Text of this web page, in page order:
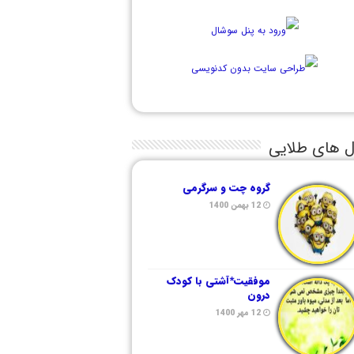
های طلایی
گروه چت و سرگرمی
12 بهمن 1400
موفقیت*آشتی با کودک
درون
12 مهر 1400